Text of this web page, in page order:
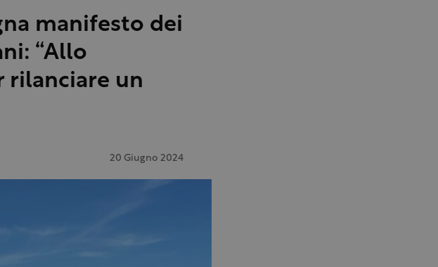
manifesto dei
“Allo
rilanciare un
20 Giugno 2024